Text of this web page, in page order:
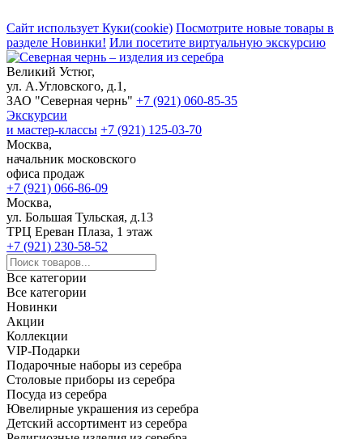
Сайт использует Куки(cookie) Посмотрите новые товары в
разделе Новинки! Или посетите виртуальную экскурсию
Великий Устюг,
ул. А.Угловского, д.1,
ЗАО "Северная чернь" +7 (921) 060-85-35
Экскурсии
и мастер-классы +7 (921) 125-03-70
Москва,
начальник московского
офиса продаж
+7 (921) 066-86-09
Москва,
ул. Большая Тульская, д.13
ТРЦ Ереван Плаза, 1 этаж
+7 (921) 230-58-52
Все категории
Все категории
Новинки
Акции
Коллекции
VIP-Подарки
Подарочные наборы из серебра
Столовые приборы из серебра
Посуда из серебра
Ювелирные украшения из серебра
Детский ассортимент из серебра